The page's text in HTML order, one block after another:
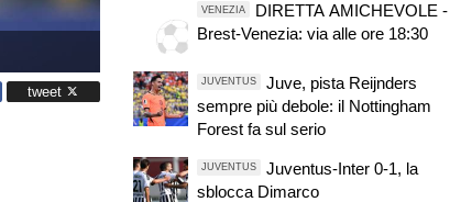
tweet
VENEZIA
DIRETTA AMICHEVOLE -
Brest-Venezia: via alle ore 18:30
JUVENTUS
Juve, pista Reijnders
sempre più debole: il Nottingham
Forest fa sul serio
JUVENTUS
Juventus-Inter 0-1, la
sblocca Dimarco